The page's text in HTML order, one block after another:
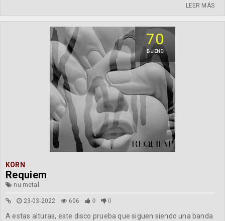
LEER MÁS
70
BUENO
KORN
Requiem
nu metal
23-03-2022 606 0 0
A estas alturas, este disco prueba que siguen siendo una banda